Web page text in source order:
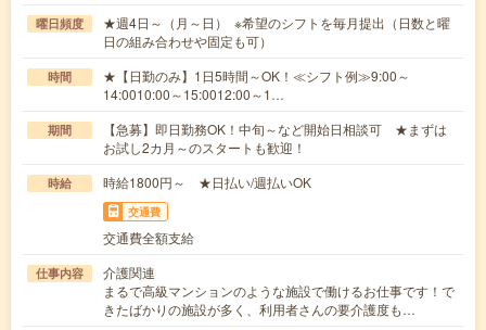
曜日頻度
★週4日～（月～日） ※希望のシフトを毎月提出（日数と曜
日の組み合わせや固定も可）
時間
★【日勤のみ】1日5時間～OK！≪シフト例≫9:00～
14:0010:00～15:0012:00～1…
期間
【急募】即日勤務OK！中旬～など開始日相談可 ★まずは
お試し2カ月～のスタートも歓迎！
時給 時給1800円～ ★日払い/週払いOK
交通費
交通費全額支給
仕事内容
介護関連
まるで高級マンションのような施設で働けるお仕事です！で
きたばかりの施設が多く、利用者さんの要介護度も…